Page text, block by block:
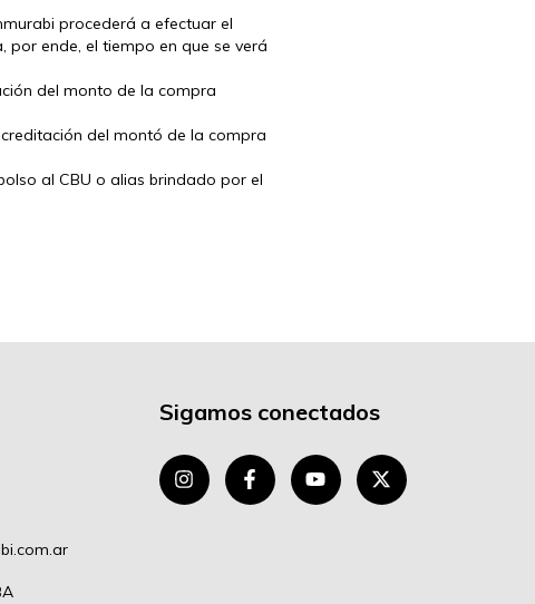
procederá a efectuar el
ende, el tiempo en que se verá
del monto de la compra
del montó de la compra
al CBU o alias brindado por el
Sigamos conectados